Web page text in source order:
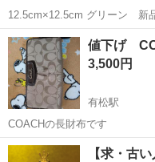
12.5cm×12.5cm グリーン 新
愛知 名古屋市 有松駅
値下げ
3,500円
有松駅
COACHの長財布です
愛知 名古屋市 有松駅
【求・古